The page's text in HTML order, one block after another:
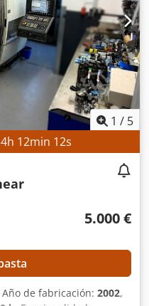
1 / 5
4h 12min 11s
5.000 €
Año de fabricación: 2002,